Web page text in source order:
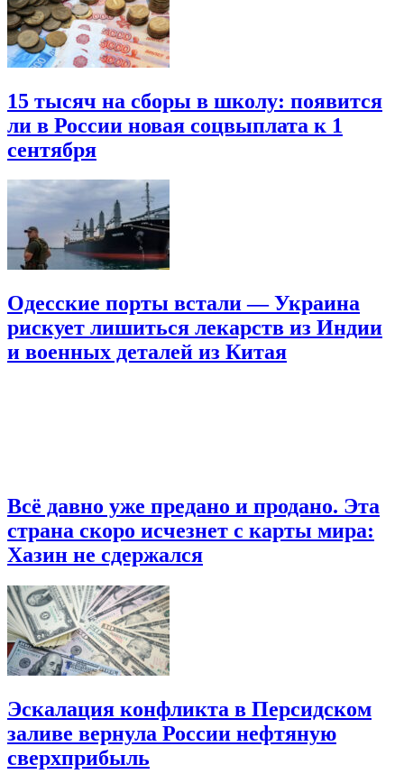
15 тысяч на сборы в школу: появится
ли в России новая соцвыплата к 1
сентября
Одесские порты встали — Украина
рискует лишиться лекарств из Индии
и военных деталей из Китая
Всё давно уже предано и продано. Эта
страна скоро исчезнет с карты мира:
Хазин не сдержался
Эскалация конфликта в Персидском
заливе вернула России нефтяную
сверхприбыль